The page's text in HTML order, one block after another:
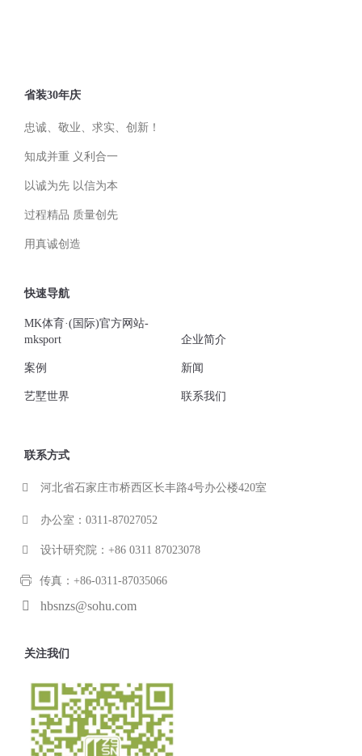
省装30年庆
忠诚、敬业、求实、创新！
知成并重 义利合一
以诚为先 以信为本
过程精品 质量创先
用真诚创造
快速导航
MK体育·(国际)官方网站-
mksport
企业简介
案例 新闻
艺墅世界 联系我们
联系方式
河北省石家庄市桥西区长丰路4号办公楼420室
办公室：0311-87027052
设计研究院：+86 0311 87023078
传真：+86-0311-87035066
hbsnzs@sohu.com
关注我们